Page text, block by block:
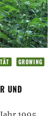
GROWING
UND